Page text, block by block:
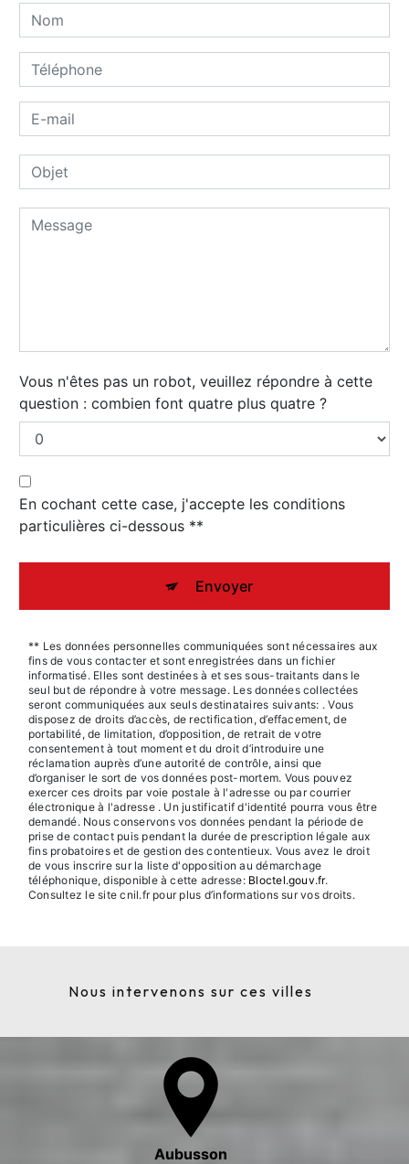
Vous n'êtes pas un robot, veuillez répondre à cette
question : combien font quatre plus quatre ?
En cochant cette case, j'accepte les conditions
particulières ci-dessous **
Envoyer
** Les données personnelles communiquées sont nécessaires aux
fins de vous contacter et sont enregistrées dans un fichier
informatisé. Elles sont destinées à et ses sous-traitants dans le
seul but de répondre à votre message. Les données collectées
seront communiquées aux seuls destinataires suivants: . Vous
disposez de droits d’accès, de rectification, d’effacement, de
portabilité, de limitation, d’opposition, de retrait de votre
consentement à tout moment et du droit d’introduire une
réclamation auprès d’une autorité de contrôle, ainsi que
d’organiser le sort de vos données post-mortem. Vous pouvez
exercer ces droits par voie postale à l'adresse ou par courrier
électronique à l'adresse . Un justificatif d'identité pourra vous être
demandé. Nous conservons vos données pendant la période de
prise de contact puis pendant la durée de prescription légale aux
fins probatoires et de gestion des contentieux. Vous avez le droit
de vous inscrire sur la liste d'opposition au démarchage
téléphonique, disponible à cette adresse: Bloctel.gouv.fr.
Consultez le site cnil.fr pour plus d’informations sur vos droits.
Nous intervenons sur ces villes
Aubusson